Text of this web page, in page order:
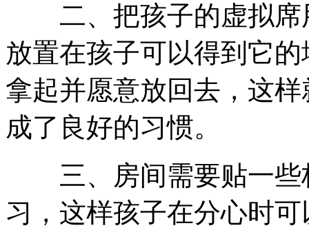
二、把孩子的虚拟席
放置在孩子可以得到它
拿起并愿意放回去，这
成了良好的习惯。
三、房间需要贴一些
习，这样孩子在分心时